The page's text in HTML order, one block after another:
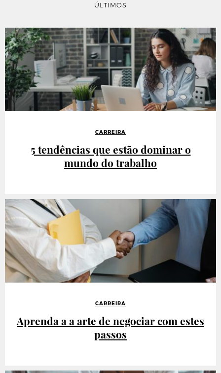
ÚLTIMOS
CARREIRA
5 tendências que estão dominar o
mundo do trabalho
CARREIRA
Aprenda a a arte de negociar com estes
passos